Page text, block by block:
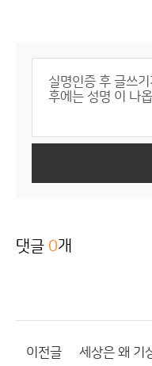
댓글 0개
이전글 세상은 왜 기